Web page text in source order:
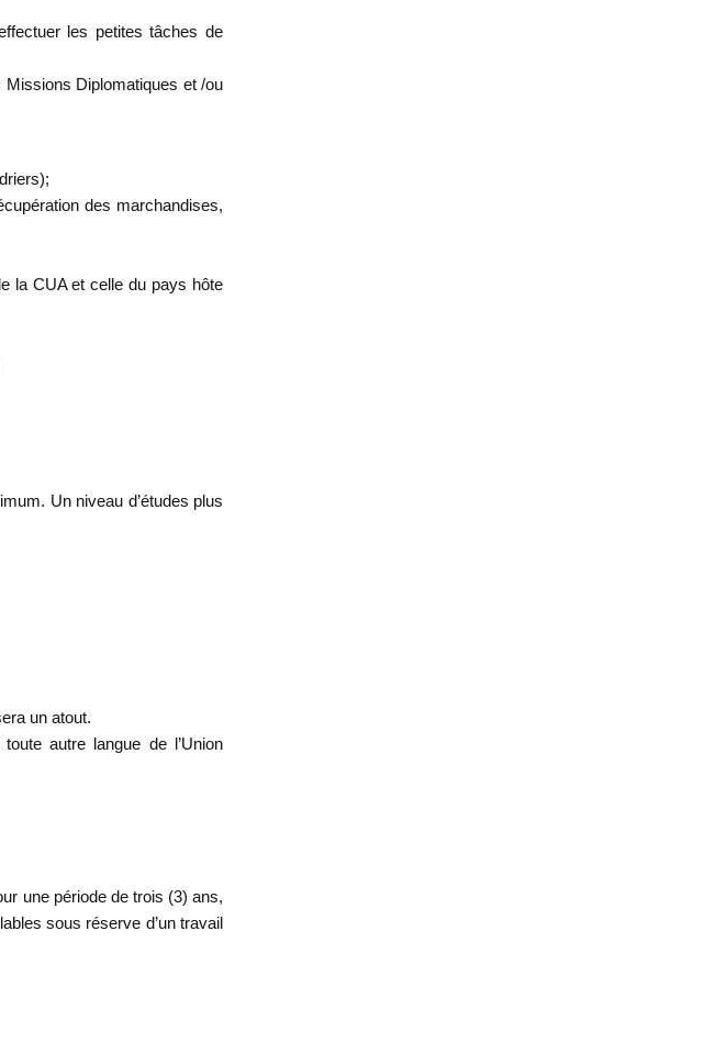
les petites tâches de
Missions Diplomatiques et /ou
des marchandises,
la CUA et celle du pays hôte
Un niveau d’études plus
un atout.
autre langue de l’Union
une période de trois (3) ans,
sous réserve d’un travail